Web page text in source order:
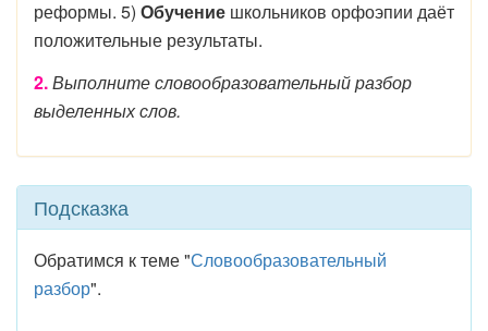
реформы. 5) Обучение школьников орфоэпии даёт
положительные результаты.
2.Выполните словообразовательный разбор
выделенных слов.
Подсказка
Обратимся к теме "Словообразовательный
разбор".